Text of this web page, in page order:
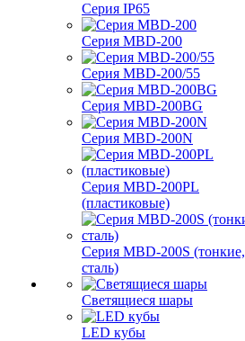
Серия IP65
Серия MBD-200
Серия MBD-200/55
Серия MBD-200BG
Серия MBD-200N
Серия MBD-200PL
(пластиковые)
Серия MBD-200S (тонкие,
сталь)
Светящиеся шары
LED кубы